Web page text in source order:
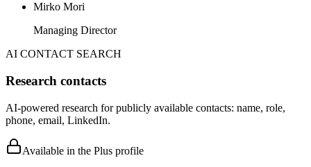
Mirko Mori
Managing Director
AI CONTACT SEARCH
Research contacts
AI-powered research for publicly available contacts: name, role,
phone, email, LinkedIn.
Available in the Plus profile